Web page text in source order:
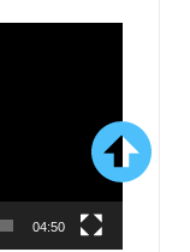
04:50